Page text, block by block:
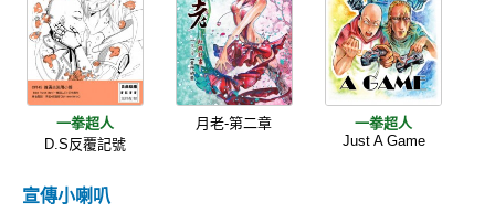
一拳超人
D.S反覆記號
月老-第二章
一拳超人
Just A Game
宣傳小喇叭